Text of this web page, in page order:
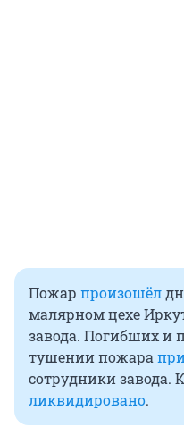
Пожар произошёл
малярном цехе
завода. Погибших и
тушении пожара
сотрудники завода.
ликвидировано.